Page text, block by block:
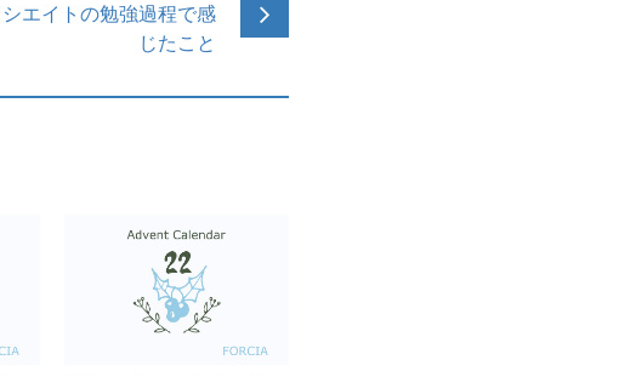
エイトの勉強過程で感
じたこと